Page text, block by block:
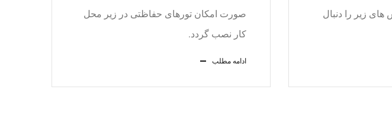
زیر را دنبال
صورت امکان تورهای حفاظتی در زیر محل
کار نصب گردد.
ادامه مطلب